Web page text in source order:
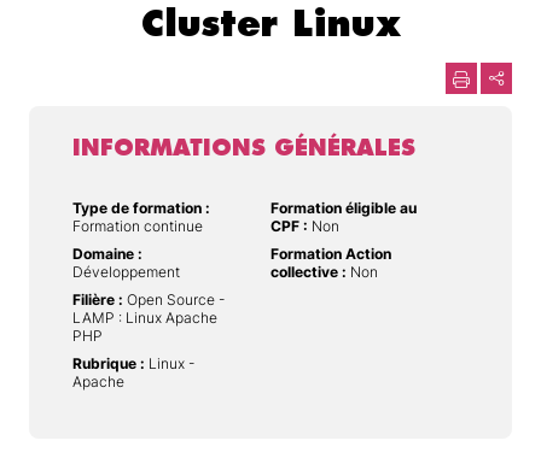
Cluster Linux
INFORMATIONS GÉNÉRALES
Type de formation :
Formation continue
Domaine :
Développement
Filière : Open Source -
LAMP : Linux Apache
PHP
Rubrique : Linux -
Apache
Formation éligible au
CPF : Non
Formation Action
collective : Non